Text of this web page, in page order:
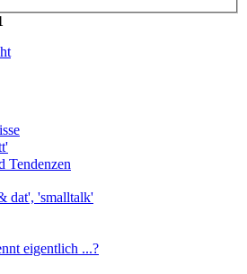
dat', 'smalltalk'
eigentlich ...?